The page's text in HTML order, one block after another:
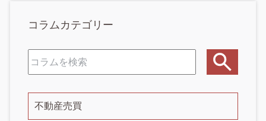
コラムカテゴリー
不動産売買